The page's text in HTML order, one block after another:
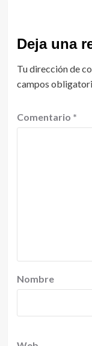
Deja una
Tu dirección de
campos
Comentario *
Nombre